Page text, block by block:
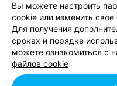
прав
Вы можете настроить
cookie или изменить
Для получения
сроках и порядке
можете ознакомиться с
файлов cookie